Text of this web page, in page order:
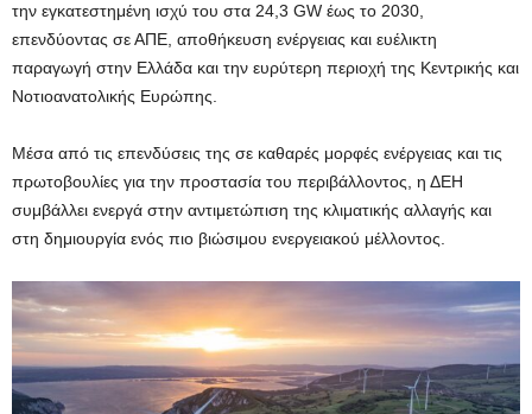
την εγκατεστημένη ισχύ του στα 24,3 GW έως το 2030,
επενδύοντας σε ΑΠΕ, αποθήκευση ενέργειας και ευέλικτη
παραγωγή στην Ελλάδα και την ευρύτερη περιοχή της Κεντρικής και
Νοτιοανατολικής Ευρώπης.
Μέσα από τις επενδύσεις της σε καθαρές μορφές ενέργειας και τις
πρωτοβουλίες για την προστασία του περιβάλλοντος, η ΔΕΗ
συμβάλλει ενεργά στην αντιμετώπιση της κλιματικής αλλαγής και
στη δημιουργία ενός πιο βιώσιμου ενεργειακού μέλλοντος.